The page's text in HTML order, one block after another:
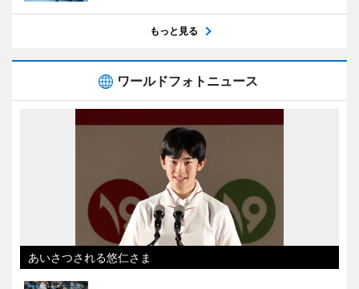
もっと見る
ワールドフォトニュース
あいさつされる悠仁さま